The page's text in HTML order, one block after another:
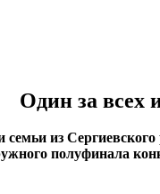
Один за всех
семьи из
полуфинала